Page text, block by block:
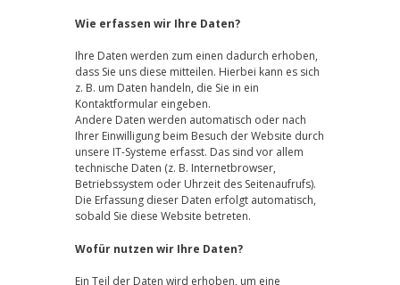
Wie erfassen wir Ihre Daten?
Ihre Daten werden zum einen dadurch erhoben,
dass Sie uns diese mitteilen. Hierbei kann es sich
z. B. um Daten handeln, die Sie in ein
Kontaktformular eingeben.
Andere Daten werden automatisch oder nach
Ihrer Einwilligung beim Besuch der Website durch
unsere IT-Systeme erfasst. Das sind vor allem
technische Daten (z. B. Internetbrowser,
Betriebssystem oder Uhrzeit des Seitenaufrufs).
Die Erfassung dieser Daten erfolgt automatisch,
sobald Sie diese Website betreten.
Wofür nutzen wir Ihre Daten?
Ein Teil der Daten wird erhoben, um eine